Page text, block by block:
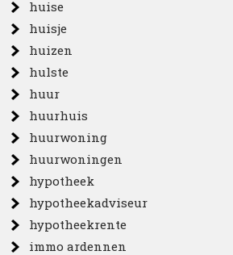
huise
huisje
huizen
hulste
huur
huurhuis
huurwoning
huurwoningen
hypotheek
hypotheekadviseur
hypotheekrente
immo ardennen